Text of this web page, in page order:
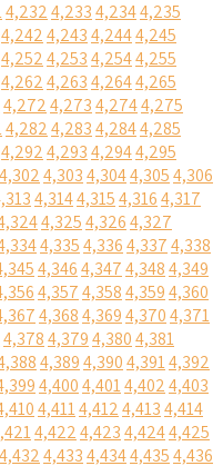
4,2324,2334,2344,235
4,2424,2434,2444,245
4,2524,2534,2544,255
4,2624,2634,2644,265
4,2724,2734,2744,275
4,2824,2834,2844,285
4,2924,2934,2944,295
4,3024,3034,3044,3054,306
4,3144,3154,3164,317
4,3254,3264,327
4,3354,3364,3374,338
4,3464,3474,3484,349
4,3574,3584,3594,360
4,3684,3694,3704,371
4,3784,3794,3804,381
4,3894,3904,3914,392
4,4004,4014,4024,403
4,4114,4124,4134,414
4,4224,4234,4244,425
4,4324,4334,4344,4354,436